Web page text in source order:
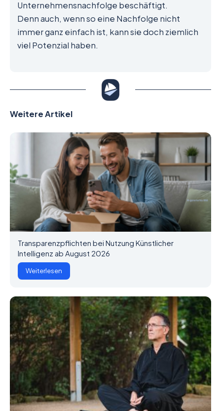
Unternehmensnachfolge beschäftigt.
Denn auch, wenn so eine Nachfolge nicht
immer ganz einfach ist, kann sie doch ziemlich
viel Potenzial haben.
Weitere Artikel
Transparenzpflichten bei Nutzung Künstlicher
Intelligenz ab August 2026
Weiterlesen